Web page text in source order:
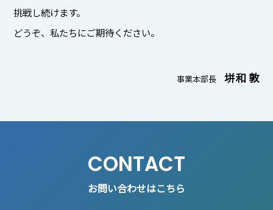
挑戦し続けます。
どうぞ、私たちにご期待ください。
事業本部長 垪和 敦
CONTACT
お問い合わせはこちら